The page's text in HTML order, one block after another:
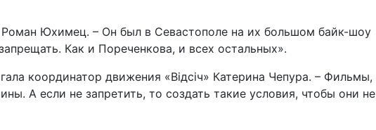
Юхимец. – Он был в Севастополе на их большом байк-шоу
Как и Пореченкова, и всех остальных».
координатор движения «Відсіч» Катерина Чепура. – Фильмы,
А если не запретить, то создать такие условия, чтобы они не